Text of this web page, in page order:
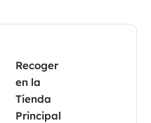
Recoger
en la
Tienda
Principal